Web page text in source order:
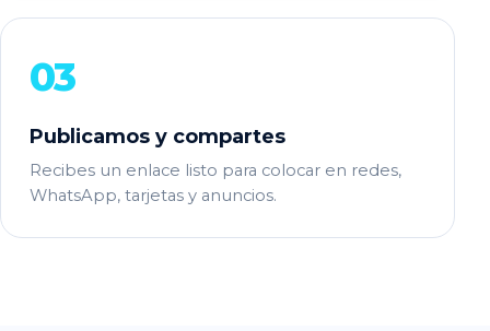
03
Publicamos y compartes
Recibes un enlace listo para colocar en redes,
WhatsApp, tarjetas y anuncios.